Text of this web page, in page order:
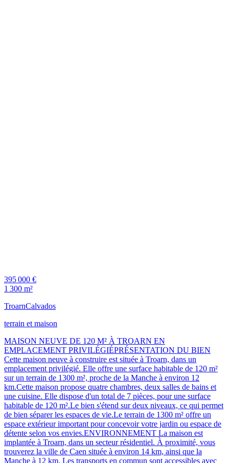
395 000 €
1 300 m²
TroarnCalvados
terrain et maison
MAISON NEUVE DE 120 M² À TROARN EN
EMPLACEMENT PRIVILÉGIÉPRÉSENTATION DU BIEN
Cette maison neuve à construire est située à Troarn, dans un
emplacement privilégié. Elle offre une surface habitable de 120 m²
sur un terrain de 1300 m², proche de la Manche à environ 12
km.Cette maison propose quatre chambres, deux salles de bains et
une cuisine. Elle dispose d'un total de 7 pièces, pour une surface
habitable de 120 m².Le bien s'étend sur deux niveaux, ce qui permet
de bien séparer les espaces de vie.Le terrain de 1300 m² offre un
espace extérieur important pour concevoir votre jardin ou espace de
détente selon vos envies.ENVIRONNEMENT La maison est
implantée à Troarn, dans un secteur résidentiel. À proximité, vous
trouverez la ville de Caen située à environ 14 km, ainsi que la
Manche à 12 km. Les transports en commun sont accessibles avec